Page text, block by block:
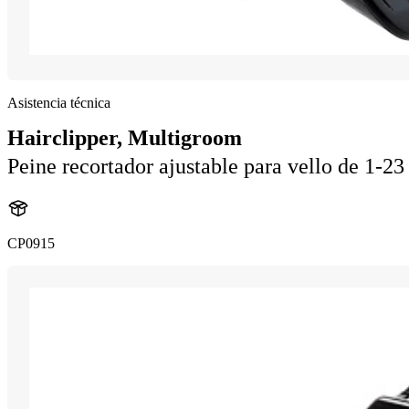
Asistencia técnica
Hairclipper, Multigroom
Peine recortador ajustable para vello de 1-
CP0915